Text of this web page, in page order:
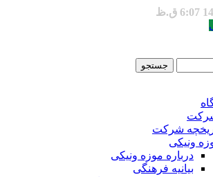
جستجو
شرکت
ونیکی
درباره موزه ونیکی
بیانیه فرهنگی